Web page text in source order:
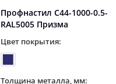
Профнастил С44-1000-0.5-
RAL5005 Призма
Цвет покрытия:
Толщина металла, мм: